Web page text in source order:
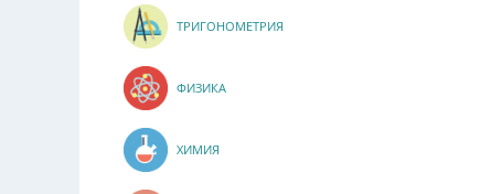
ТРИГОНОМЕТРИЯ
ФИЗИКА
ХИМИЯ